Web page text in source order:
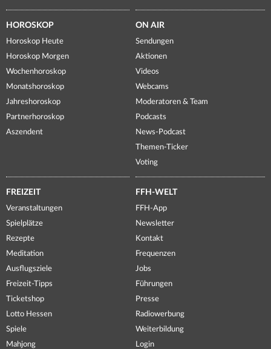
HOROSKOP
Horoskop Heute
Horoskop Morgen
Wochenhoroskop
Monatshoroskop
Jahreshoroskop
Partnerhoroskop
Aszendent
ON AIR
Sendungen
Aktionen
Videos
Webcams
Moderatoren & Team
Podcasts
News-Podcast
Themen-Ticker
Voting
FREIZEIT
Veranstaltungen
Spielplätze
Rezepte
Meditation
Ausflugsziele
Freizeit-Tipps
Ticketshop
Lotto Hessen
Spiele
Mahjong
FFH-WELT
FFH-App
Newsletter
Kontakt
Frequenzen
Jobs
Führungen
Presse
Radiowerbung
Weiterbildung
Login